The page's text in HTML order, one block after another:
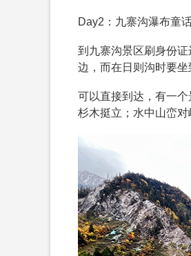
Day2：九寨沟瀑布童
到九寨沟景区刷身份
边，而在日则沟时要坐
可以直接到达，有一
杉木挺立；水中山峦对